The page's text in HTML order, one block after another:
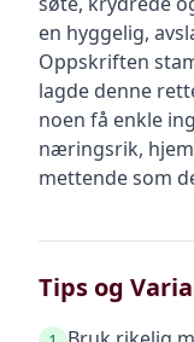
en hyggelig,
Oppskriften
lagde denne
noen få enkle
næringsrik,
mettende som
Tips og